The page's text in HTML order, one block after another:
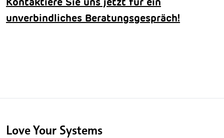
unverbindliches Beratungsgespräch!
Love Your Systems